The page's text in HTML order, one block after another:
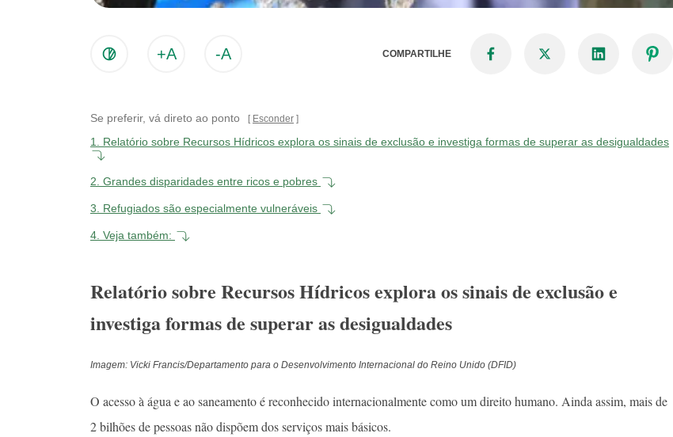
+A -A COMPARTILHE
Se preferir, vá direto ao ponto Esconder
1. Relatório sobre Recursos Hídricos explora os sinais de exclusão e investiga formas de superar as desigualdades
2. Grandes disparidades entre ricos e pobres
3. Refugiados são especialmente vulneráveis
4. Veja também:
Relatório sobre Recursos Hídricos explora os sinais de exclusão e
investiga formas de superar as desigualdades
Imagem: Vicki Francis/Departamento para o Desenvolvimento Internacional do Reino Unido (DFID)
O acesso à água e ao saneamento é reconhecido internacionalmente como um direito humano. Ainda assim, mais de
2 bilhões de pessoas não dispõem dos serviços mais básicos.